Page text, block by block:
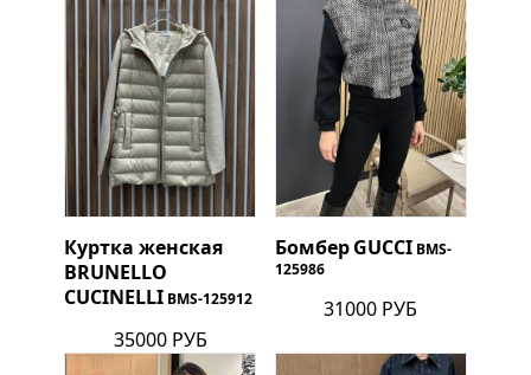
Куртка женская
BRUNELLO
CUCINELLI BMS-125912
35000 РУБ
Бомбер GUCCI BMS-
125986
31000 РУБ